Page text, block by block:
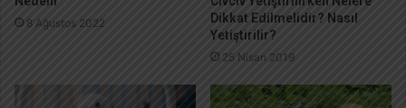
8 Ağustos 2022
Dikkat Edilmelidir? Nasıl
Yetiştirilir?
25 Nisan 2019